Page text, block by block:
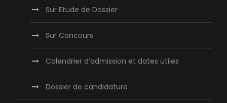
Sur Etude de Dossier
Sur Concours
Calendrier d’admission et dates utiles
Dossier de candidature